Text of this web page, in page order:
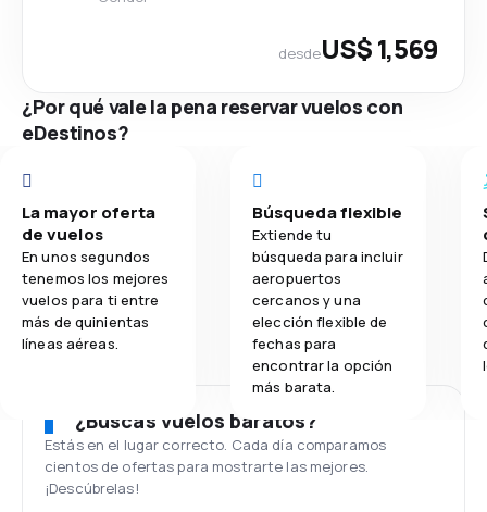
desdeUS$ 1,569
¿Por qué vale la pena reservar vuelos con
eDestinos?
La mayor oferta
de vuelos
En unos segundos
tenemos los mejores
vuelos para ti entre
más de quinientas
líneas aéreas.
Búsqueda flexible
Extiende tu
búsqueda para incluir
aeropuertos
cercanos y una
elección flexible de
fechas para
encontrar la opción
más barata.
¿Buscas vuelos baratos?
Estás en el lugar correcto. Cada día comparamos
cientos de ofertas para mostrarte las mejores.
¡Descúbrelas!